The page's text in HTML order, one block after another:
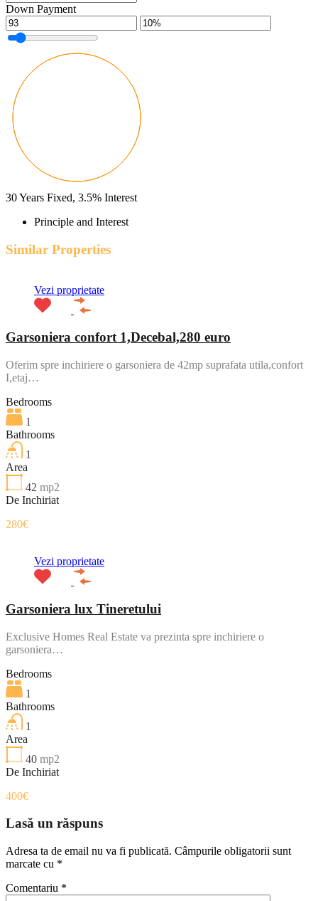
Down Payment
30Years Fixed, 3.5% Interest
Principle and Interest
Similar Properties
Vezi proprietate
Garsoniera confort 1,Decebal,280 euro
Oferim spre inchiriere o garsoniera de 42mp suprafata utila,confort
I,etaj…
Bedrooms
1
Bathrooms
1
Area
42 mp2
De Inchiriat
280€
Vezi proprietate
Garsoniera lux Tineretului
Exclusive Homes Real Estate va prezinta spre inchiriere o
garsoniera…
Bedrooms
1
Bathrooms
1
Area
40 mp2
De Inchiriat
400€
Lasă un răspuns
Adresa ta de email nu va fi publicată. Câmpurile obligatorii sunt
marcate cu *
Comentariu *